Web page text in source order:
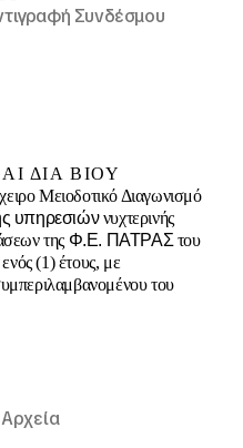
Συνδέσμου
ΔΙΑ ΒΙΟΥ
Μειοδοτικό Διαγωνισμό
υπηρεσιώννυχτερινής
της Φ.Ε. ΠΑΤΡΑΣ του
(1) έτους, με
του